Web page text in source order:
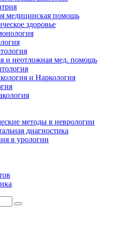
медицинская помощь
здоровье
и неотложная мед. помощь
и Наркология
методы в неврологии
диагностика
в урологии